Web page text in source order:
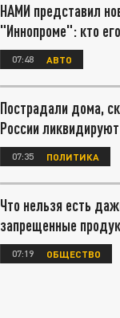
НАМИ представил
"Иннопроме": кто
07:48 АВТО
Пострадали дома,
России
07:35 ПОЛИТИКА
Что нельзя есть
запрещенные
07:19 ОБЩЕСТВО